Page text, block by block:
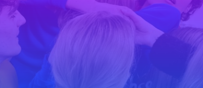
Terminsavgifter
Dansgrenar
Olika nivåer
Lärarna